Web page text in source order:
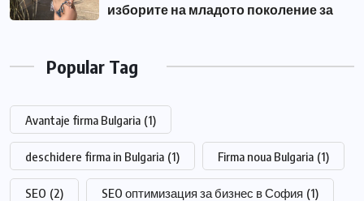
изборите на младото поколение за
Popular Tag
Avantaje firma Bulgaria (1)
deschidere firma in Bulgaria (1) Firma noua Bulgaria (1)
SEO (2) SEO оптимизация за бизнес в София (1)